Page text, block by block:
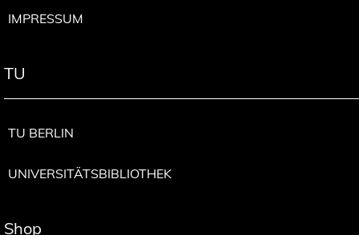
IMPRESSUM
TU
TU BERLIN
UNIVERSITÄTSBIBLIOTHEK
Shop